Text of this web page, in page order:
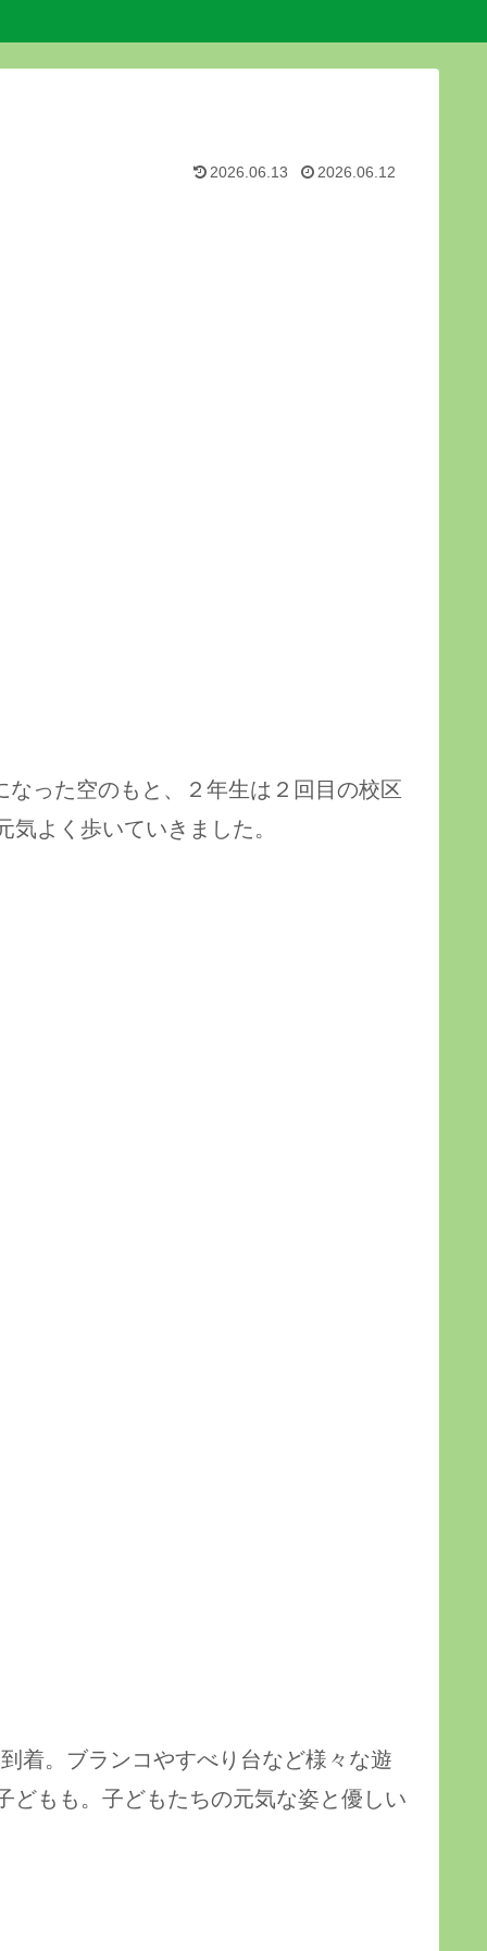
2026.06.13 2026.06.12
った空のもと、２年生は２回目の校区
よく歩いていきました。
着。ブランコやすべり台など様々な遊
どもも。子どもたちの元気な姿と優しい